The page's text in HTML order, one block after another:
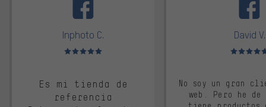
Inphoto C.
Valoración media: 5 de 5
Es mi tienda de
referencia
David V.
Valoración
No soy un gran
web. Pero he